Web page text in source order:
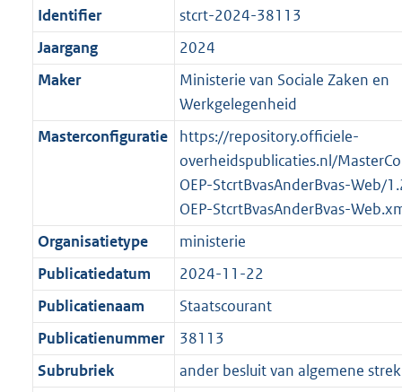
t
a
t
a
a
t
m
a
a
:
2
K
b
e
:
2
K
b
Identifier
stcrt-2024-38113
Jaargang
2024
Maker
Ministerie van Sociale Zaken en
Werkgelegenheid
Masterconfiguratie
https://repository.officiele-
overheidspublicaties.nl/
OEP-StcrtBvasAnderBvas-Web/
OEP-StcrtBvasAnderBvas-
Organisatietype
ministerie
Publicatiedatum
2024-11-22
Publicatienaam
Staatscourant
Publicatienummer
38113
Subrubriek
ander besluit van algemene